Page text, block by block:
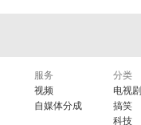
服务
视频
自媒体分成
分类
电视剧
搞笑
科技